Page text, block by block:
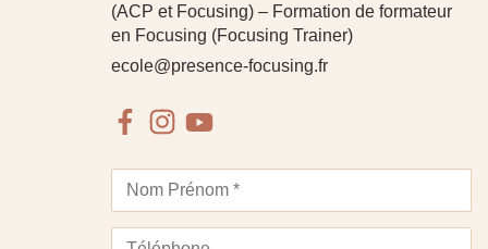
(ACP et Focusing) – Formation de formateur
en Focusing (Focusing Trainer)
ecole@presence-focusing.fr
FacebookInstagram